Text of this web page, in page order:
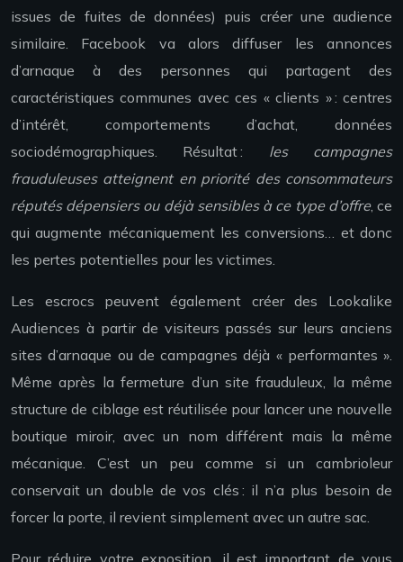
issues de fuites de données) puis créer une audience
similaire. Facebook va alors diffuser les annonces
d’arnaque à des personnes qui partagent des
caractéristiques communes avec ces « clients » : centres
d’intérêt, comportements d’achat, données
sociodémographiques. Résultat : les campagnes
frauduleuses atteignent en priorité des consommateurs
réputés dépensiers ou déjà sensibles à ce type d’offre, ce
qui augmente mécaniquement les conversions… et donc
les pertes potentielles pour les victimes.
Les escrocs peuvent également créer des Lookalike
Audiences à partir de visiteurs passés sur leurs anciens
sites d’arnaque ou de campagnes déjà « performantes ».
Même après la fermeture d’un site frauduleux, la même
structure de ciblage est réutilisée pour lancer une nouvelle
boutique miroir, avec un nom différent mais la même
mécanique. C’est un peu comme si un cambrioleur
conservait un double de vos clés : il n’a plus besoin de
forcer la porte, il revient simplement avec un autre sac.